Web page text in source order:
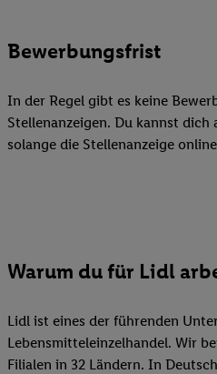
Bewerbungsfrist
In der Regel gibt es keine
Stellenanzeigen. Du kannst dich
solange die Stellenanzeige
Warum du für Lidl
Lidl ist eines der führenden
Lebensmitteleinzelhandel. Wir
Filialen in 32 Ländern. In